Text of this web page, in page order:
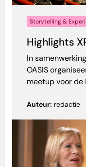
Storytelling &
Highlights
In
OASIS
meetup voor de
Auteur: redactie